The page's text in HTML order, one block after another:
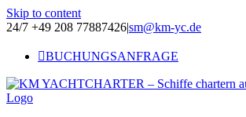
Skip to content
24/7 +49 208 77887426|sm@km-yc.de
BUCHUNGSANFRAGE